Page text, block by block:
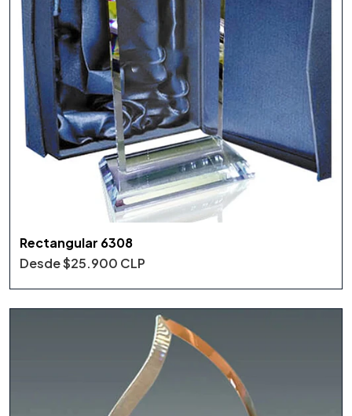
Rectangular 6308
Desde$25.900 CLP